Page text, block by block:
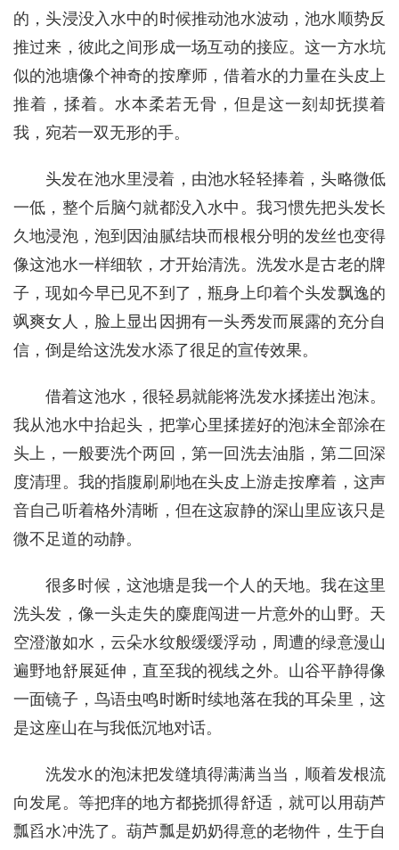
的，头浸没入水中的时候推动池水波动，池水顺势反
推过来，彼此之间形成一场互动的接应。这一方水坑
似的池塘像个神奇的按摩师，借着水的力量在头皮上
推着，揉着。水本柔若无骨，但是这一刻却抚摸着
我，宛若一双无形的手。
头发在池水里浸着，由池水轻轻捧着，头略微低
一低，整个后脑勺就都没入水中。我习惯先把头发长
久地浸泡，泡到因油腻结块而根根分明的发丝也变得
像这池水一样细软，才开始清洗。洗发水是古老的牌
子，现如今早已见不到了，瓶身上印着个头发飘逸的
飒爽女人，脸上显出因拥有一头秀发而展露的充分自
信，倒是给这洗发水添了很足的宣传效果。
借着这池水，很轻易就能将洗发水揉搓出泡沫。
我从池水中抬起头，把掌心里揉搓好的泡沫全部涂在
头上，一般要洗个两回，第一回洗去油脂，第二回深
度清理。我的指腹刷刷地在头皮上游走按摩着，这声
音自己听着格外清晰，但在这寂静的深山里应该只是
微不足道的动静。
很多时候，这池塘是我一个人的天地。我在这里
洗头发，像一头走失的麋鹿闯进一片意外的山野。天
空澄澈如水，云朵水纹般缓缓浮动，周遭的绿意漫山
遍野地舒展延伸，直至我的视线之外。山谷平静得像
一面镜子，鸟语虫鸣时断时续地落在我的耳朵里，这
是这座山在与我低沉地对话。
洗发水的泡沫把发缝填得满满当当，顺着发根流
向发尾。等把痒的地方都挠抓得舒适，就可以用葫芦
瓢舀水冲洗了。葫芦瓢是奶奶得意的老物件，生于自